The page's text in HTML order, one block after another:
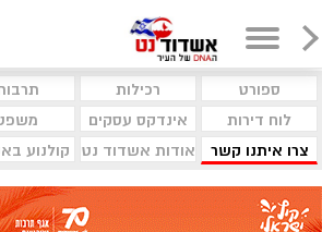
ספורט רכילות
לוח דירות
אינדקס עסקים
צרו איתנו קשר
אודות אשדוד נט קולנוע